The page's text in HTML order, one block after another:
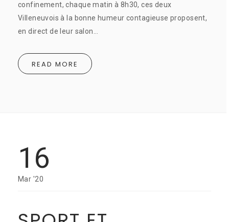
confinement, chaque matin à 8h30, ces deux
Villeneuvois à la bonne humeur contagieuse proposent,
en direct de leur salon…
READ MORE
16
Mar '20